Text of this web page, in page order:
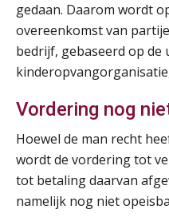
gedaan. Daarom wordt
overeenkomst van
bedrijf, gebaseerd op
Vordering nog
Hoewel de man recht
wordt de vordering tot
tot betaling daarvan
namelijk nog niet